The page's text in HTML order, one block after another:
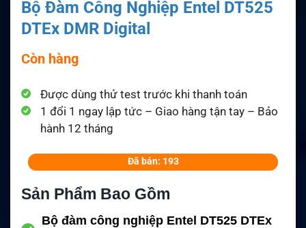
Bộ Đàm Công Nghiệp Entel DT525
DTEx DMR Digital
Còn hàng
Được dùng thử test trước khi thanh toán
1 đổi 1 ngay lập tức – Giao hàng tận tay – Bảo
hành 12 tháng
Đã bán: 193
Sản Phẩm Bao Gồm
Bộ đàm công nghiệp Entel DT525 DTEx